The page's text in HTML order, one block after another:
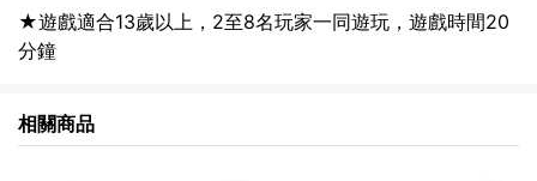
★遊戲適合13歲以上，2至8名玩家一同遊玩，遊戲時間20
分鐘
相關商品